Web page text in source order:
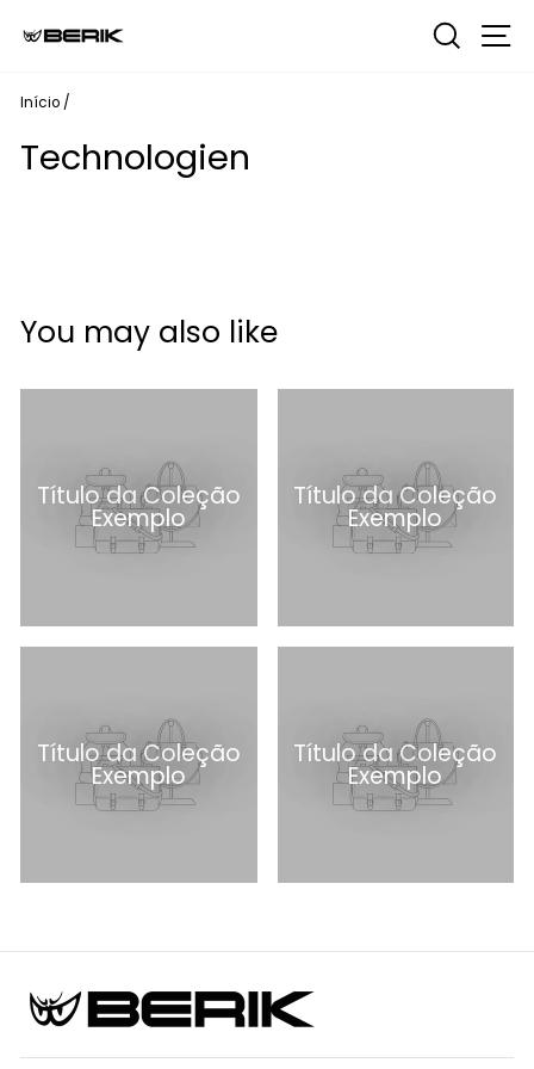
para
Conteúdo
Início /
Technologien
You may also like
Título da Coleção
Exemplo
Título da Coleção
Exemplo
Título da Coleção
Exemplo
Título da Coleção
Exemplo